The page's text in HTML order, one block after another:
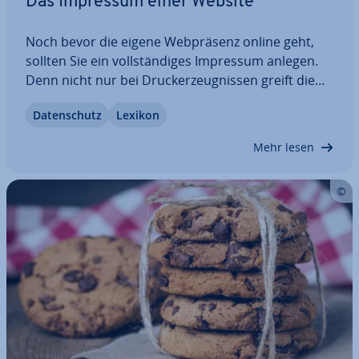
Noch bevor die eigene Web­prä­senz online geht,
sollten Sie ein voll­stän­di­ges Impressum anlegen.
Denn nicht nur bei Druckerzeug­nis­sen greift die
aus­schließ­lich privaten Zwecken dienen, benötigen
Da­ten­schutz Lexikon
Mehr lesen